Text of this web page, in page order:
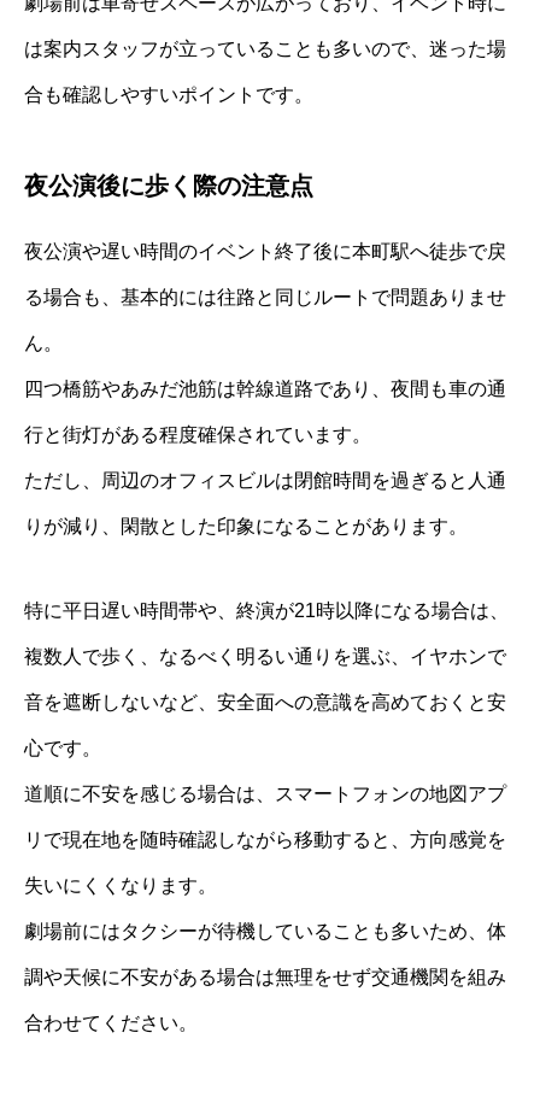
は案内スタッフが立っていることも多いので、迷った場
合も確認しやすいポイントです。
夜公演後に歩く際の注意点
夜公演や遅い時間のイベント終了後に本町駅へ徒歩で戻
る場合も、基本的には往路と同じルートで問題ありませ
ん。
四つ橋筋やあみだ池筋は幹線道路であり、夜間も車の通
行と街灯がある程度確保されています。
ただし、周辺のオフィスビルは閉館時間を過ぎると人通
りが減り、閑散とした印象になることがあります。
特に平日遅い時間帯や、終演が21時以降になる場合は、
複数人で歩く、なるべく明るい通りを選ぶ、イヤホンで
音を遮断しないなど、安全面への意識を高めておくと安
心です。
道順に不安を感じる場合は、スマートフォンの地図アプ
リで現在地を随時確認しながら移動すると、方向感覚を
失いにくくなります。
劇場前にはタクシーが待機していることも多いため、体
調や天候に不安がある場合は無理をせず交通機関を組み
合わせてください。